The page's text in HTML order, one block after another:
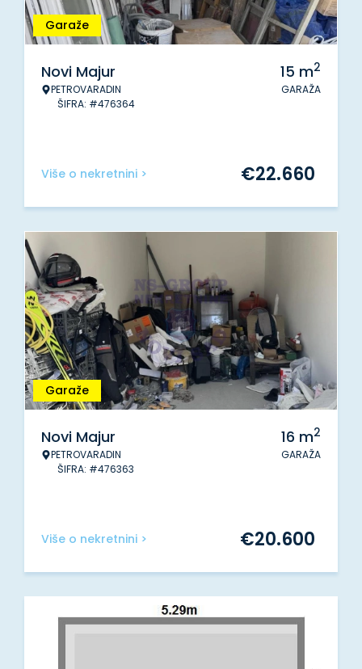
Garaže
Novi Majur
PETROVARADIN
ŠIFRA: #476364
15 m2
GARAŽA
Više o nekretnini > €22.660
Garaže
Novi Majur
PETROVARADIN
ŠIFRA: #476363
16 m2
GARAŽA
Više o nekretnini > €20.600